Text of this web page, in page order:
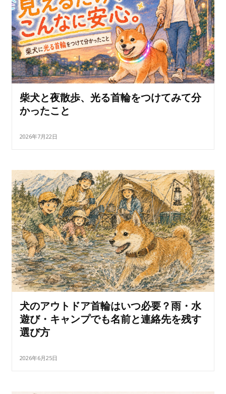
柴犬と夜散歩、光る首輪をつけてみて分
かったこと
2026年7月22日
犬のアウトドア首輪はいつ必要？雨・水
遊び・キャンプでも名前と連絡先を残す
選び方
2026年6月25日